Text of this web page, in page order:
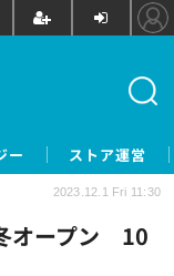
ー ストア運営
オープン 10
2023.12.1 Fri 11:30